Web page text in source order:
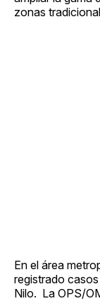
zonas
En el área
registrado
Nilo. La OPS/